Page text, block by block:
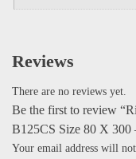
Reviews
There are no reviews yet.
Be the first to review
B125CS Size 80 X 300
Your email address will not